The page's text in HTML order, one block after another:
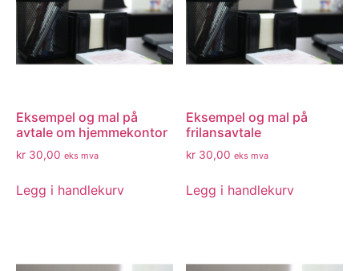
Eksempel og mal på
avtale om hjemmekontor
kr 30,00 eks mva
Legg i handlekurv
Eksempel og mal på
frilansavtale
kr 30,00 eks mva
Legg i handlekurv